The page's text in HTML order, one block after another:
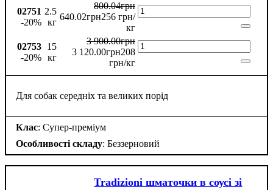
02751
-20%
2.5
кг
800.04грн
640.02грн256 грн/
кг
02753
-20%
15
кг
3 900.00грн
3 120.00грн208
грн/кг
Для собак середніх та великих порід
Клас: Супер-преміум
Особливості складу: Беззерновий
Tradizioni шматочки в соусі зі